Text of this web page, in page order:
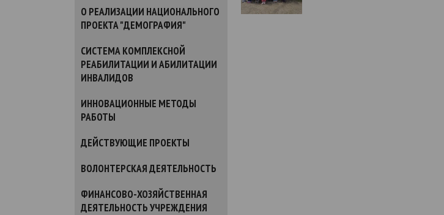
О РЕАЛИЗАЦИИ НАЦИОНАЛЬНОГО
ПРОЕКТА "ДЕМОГРАФИЯ"
СИСТЕМА КОМПЛЕКСНОЙ
РЕАБИЛИТАЦИИ И АБИЛИТАЦИИ
ИНВАЛИДОВ
ИННОВАЦИОННЫЕ МЕТОДЫ
РАБОТЫ
ДЕЙСТВУЮЩИЕ ПРОЕКТЫ
ВОЛОНТЕРСКАЯ ДЕЯТЕЛЬНОСТЬ
ФИНАНСОВО-ХОЗЯЙСТВЕННАЯ
ДЕЯТЕЛЬНОСТЬ УЧРЕЖДЕНИЯ